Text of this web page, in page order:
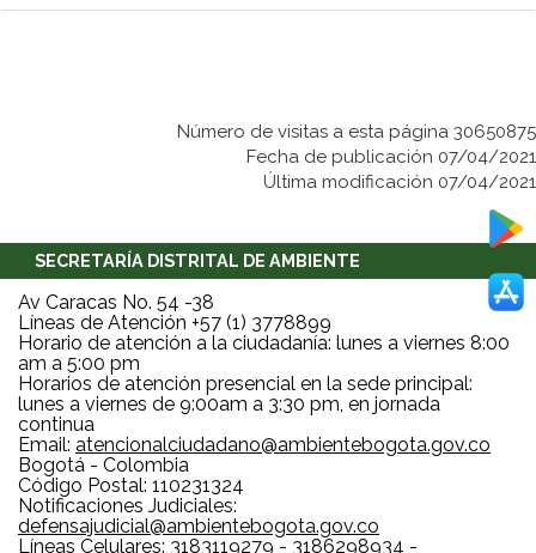
Número de visitas a esta página 30650875
Fecha de publicación 07/04/2021
Última modificación 07/04/2021
SECRETARÍA DISTRITAL DE AMBIENTE
Av Caracas No. 54 -38
Líneas de Atención +57 (1) 3778899
Horario de atención a la ciudadanía: lunes a viernes 8:00
am a 5:00 pm
Horarios de atención presencial en la sede principal:
lunes a viernes de 9:00am a 3:30 pm, en jornada
continua
Email: atencionalciudadano@ambientebogota.gov.co
Bogotá - Colombia
Código Postal: 110231324
Notificaciones Judiciales:
defensajudicial@ambientebogota.gov.co
Líneas Celulares: 3183119279 - 3186298934 -